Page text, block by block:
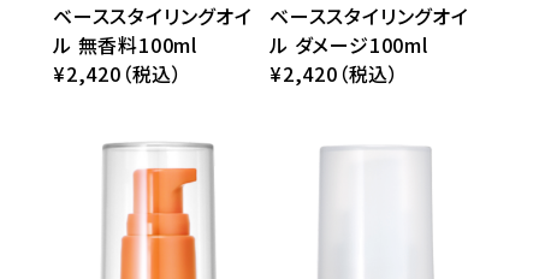
ベーススタイリングオイ
ル 無香料100ml
¥2,420（税込）
ベーススタイリングオイ
ル ダメージ100ml
¥2,420（税込）